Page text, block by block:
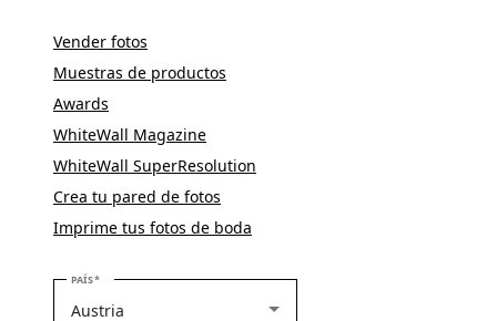
Vender fotos
Muestras de productos
Awards
WhiteWall Magazine
WhiteWall SuperResolution
Crea tu pared de fotos
Imprime tus fotos de boda
PAÍSSELECCIONE SU PAÍS